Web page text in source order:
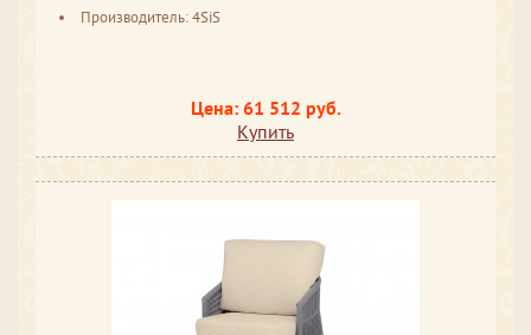
Производитель: 4SiS
Цена: 61 512 руб.
Купить